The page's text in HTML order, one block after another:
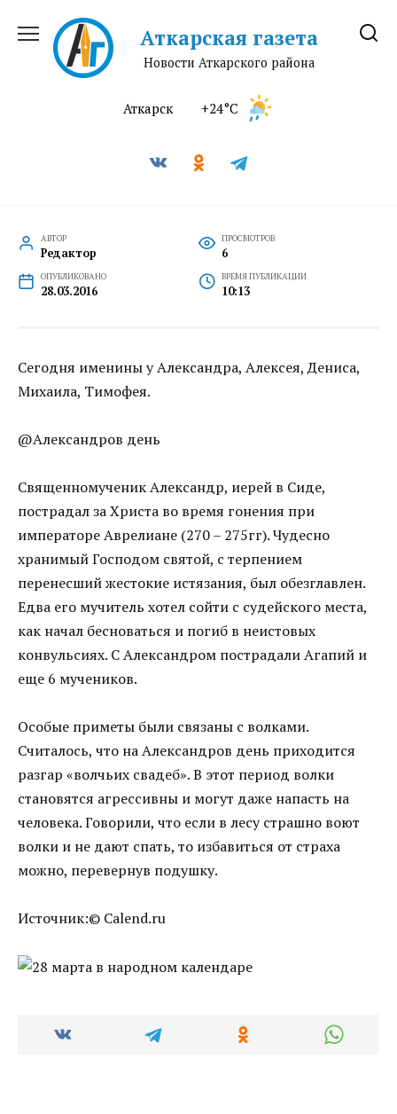
содержанию
Аткарская газета
Новости Аткарского района
Аткарск +24°C
АВТОР
Редактор
ПРОСМОТРОВ
6
ОПУБЛИКОВАНО
28.03.2016
ВРЕМЯ ПУБЛИКАЦИИ
10:13
Сегодня именины у Александра, Алексея, Дениса,
Михаила, Тимофея.
@Александров день
Священномученик Александр, иерей в Сиде,
пострадал за Христа во время гонения при
императоре Аврелиане (270 – 275гг). Чудесно
хранимый Господом святой, с терпением
перенесший жестокие истязания, был обезглавлен.
Едва его мучитель хотел сойти с судейского места,
как начал бесноваться и погиб в неистовых
конвульсиях. С Александром пострадали Агапий и
еще 6 мучеников.
Особые приметы были связаны с волками.
Считалось, что на Александров день приходится
разгар «волчьих свадеб». В этот период волки
становятся агрессивны и могут даже напасть на
человека. Говорили, что если в лесу страшно воют
волки и не дают спать, то избавиться от страха
можно, перевернув подушку.
Источник:© Calend.ru